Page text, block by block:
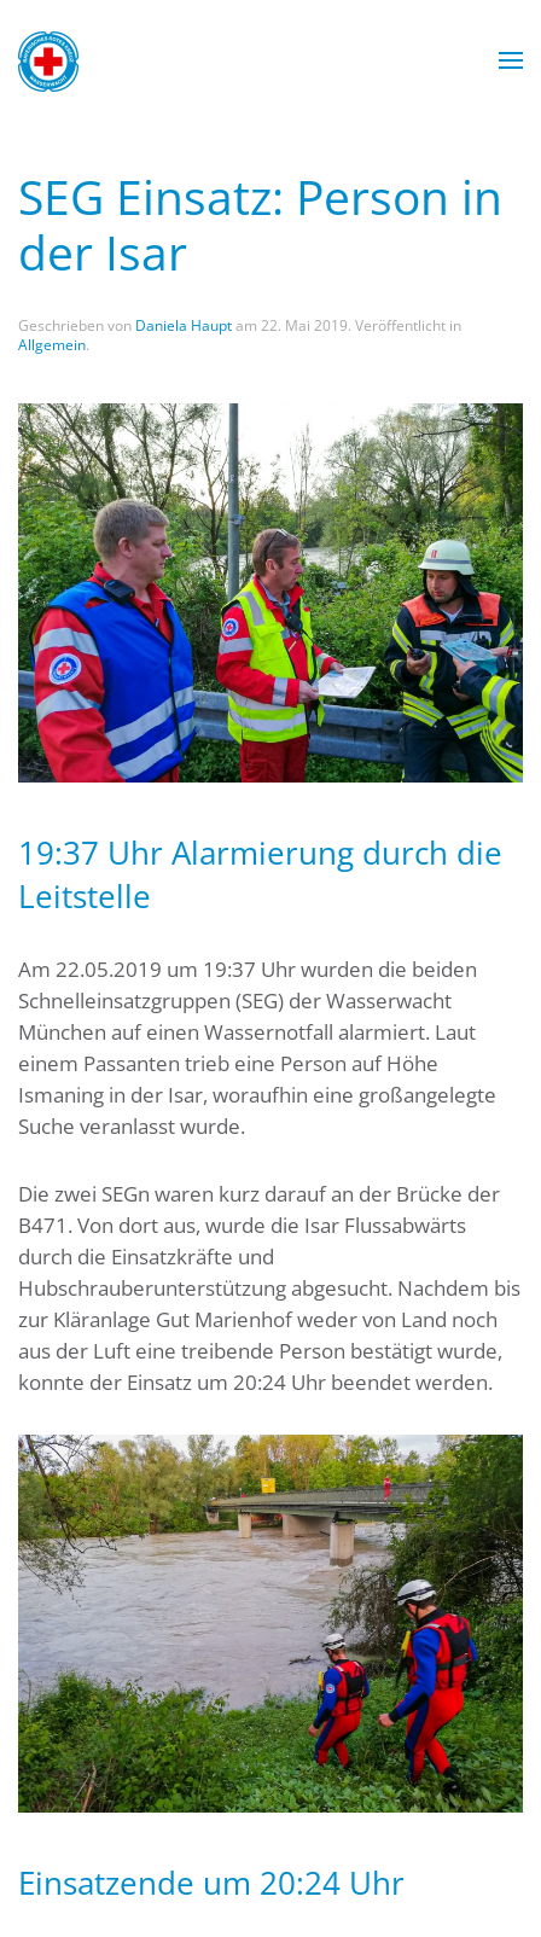
Zum Hauptinhalt springen
Mit Sicherheit am Wasser
MÜNCHEN
SEG Einsatz: Person in
der Isar
Geschrieben von Daniela Hauptam 22. Mai 2019. Veröffentlicht in
Allgemein.
19:37 Uhr Alarmierung durch die
Leitstelle
Am 22.05.2019 um 19:37 Uhr wurden die beiden
Schnelleinsatzgruppen (SEG) der Wasserwacht
München auf einen Wassernotfall alarmiert. Laut
einem Passanten trieb eine Person auf Höhe
Ismaning in der Isar, woraufhin eine großangelegte
Suche veranlasst wurde.
Die zwei SEGn waren kurz darauf an der Brücke der
B471. Von dort aus, wurde die Isar Flussabwärts
durch die Einsatzkräfte und
Hubschrauberunterstützung abgesucht. Nachdem bis
zur Kläranlage Gut Marienhof weder von Land noch
aus der Luft eine treibende Person bestätigt wurde,
konnte der Einsatz um 20:24 Uhr beendet werden.
Einsatzende um 20:24 Uhr